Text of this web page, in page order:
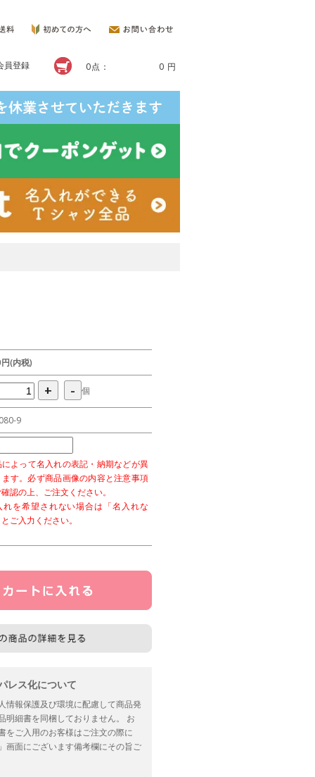
0点： 0 円
員登録
(内税)
+ - 個
9
よって名入れの表記・納期などが異
す。必ず商品画像の内容と注意事項
認の上、ご注文ください。
を希望されない場合は「名入れな
ご入力ください。
レス化について
情報保護及び環境に配慮して商品発
明細書を同梱しておりません。 お
をご入用のお客様はご注文の際に
画面にございます備考欄にその旨ご